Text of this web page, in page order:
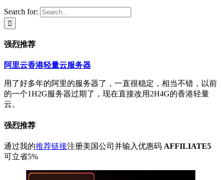
Search for:
强烈推荐
阿里云香港轻量云服务器
用了好多年的阿里的服务器了，一直很稳定，相当不错，以前
的一个1H2G服务器过期了，现在直接改用2H4G的香港轻量
云。
强烈推荐
通过我的推荐链接注册美国公司并输入优惠码 AFFILIATE5
可立省5%